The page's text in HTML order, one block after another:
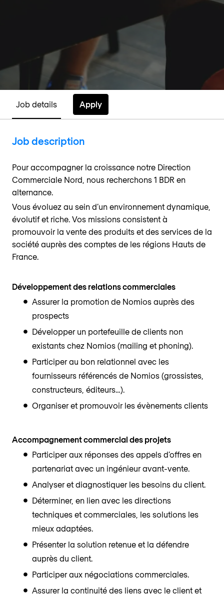
Job details Apply
Job description
Pour accompagner la croissance notre Direction
Commerciale Nord, nous recherchons 1 BDR en
alternance.
Vous évoluez au sein d’un environnement dynamique,
évolutif et riche. Vos missions consistent à
promouvoir la vente des produits et des services de la
société auprès des comptes de les régions Hauts de
France.
Développement des relations commerciales
Assurer la promotion de Nomios auprès des
prospects
Développer un portefeuille de clients non
existants chez Nomios (mailing et phoning).
Participer au bon relationnel avec les
fournisseurs référencés de Nomios (grossistes,
constructeurs, éditeurs…).
Organiser et promouvoir les évènements clients
Accompagnement commercial des projets
Participer aux réponses des appels d’offres en
partenariat avec un ingénieur avant-vente.
Analyser et diagnostiquer les besoins du client.
Déterminer, en lien avec les directions
techniques et commerciales, les solutions les
mieux adaptées.
Présenter la solution retenue et la défendre
auprès du client.
Participer aux négociations commerciales.
Assurer la continuité des liens avec le client et